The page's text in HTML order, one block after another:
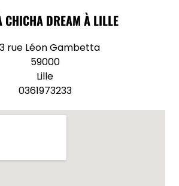
CHICHA DREAM À LILLE
rue Léon Gambetta
59000
Lille
0361973233